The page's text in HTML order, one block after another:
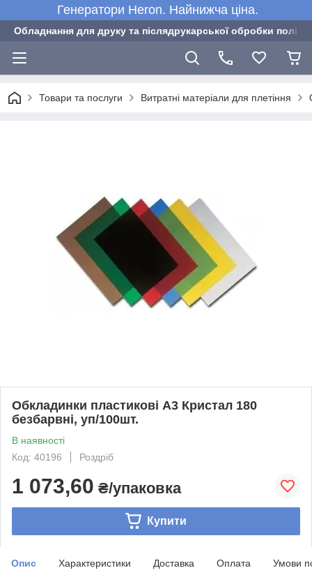
Генератори Heron. Найнижча ціна.
Обладнання для друку та післядрукарської обробки
Товари та послуги Витратні матеріали для плетіння
Обкладинки пластикові А3 Кристал 180
безбарвні, уп/100шт.
В наявності
Код: 40196
Роздріб
1 073,60 ₴/упаковка
Купити
Опис Характеристики Доставка Оплата Умови